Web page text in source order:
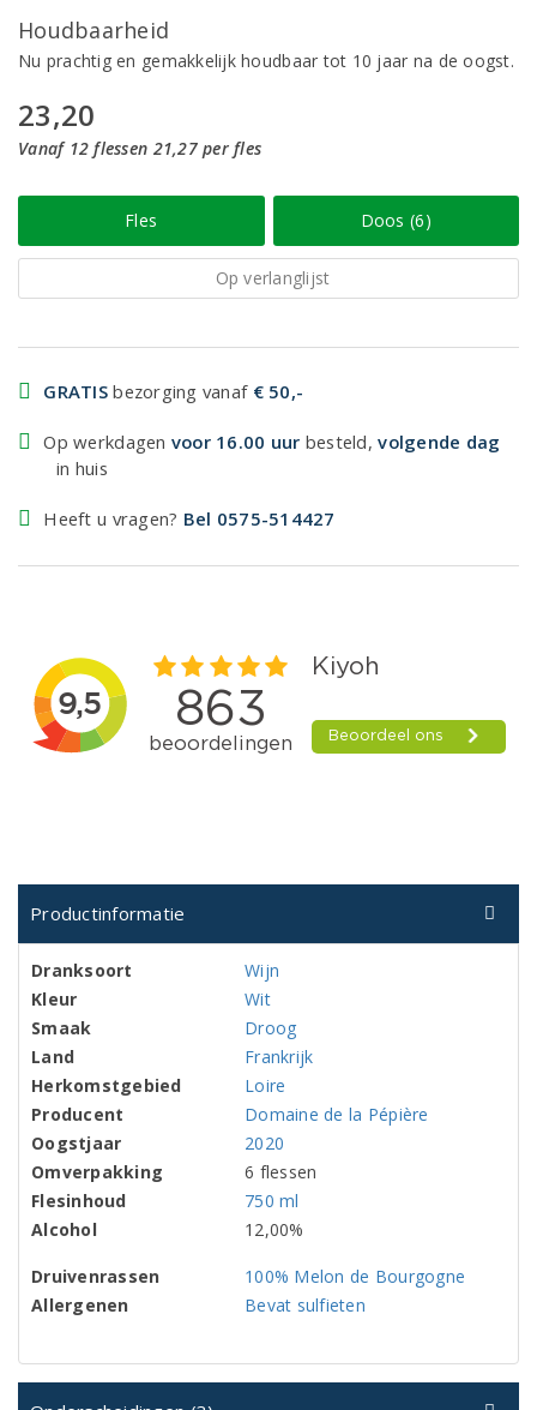
Houdbaarheid
Nu prachtig en gemakkelijk houdbaar tot 10 jaar na de oogst.
23,20
Vanaf 12 flessen 21,27 per fles
Fles Doos (6)
Op verlanglijst
GRATIS bezorging vanaf € 50,-
Op werkdagen voor 16.00 uur besteld,volgende dag
in huis
Heeft u vragen? Bel 0575-514427
Productinformatie
Dranksoort
Wijn
Kleur
Wit
Smaak
Droog
Land
Frankrijk
Herkomstgebied
Loire
Producent
Domaine de la Pépière
Oogstjaar
2020
Omverpakking
6 flessen
Flesinhoud
750 ml
Alcohol
12,00%
Druivenrassen
100% Melon de Bourgogne
Allergenen
Bevat sulfieten